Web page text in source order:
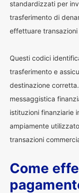
standardizzati per
trasferimento di
effettuare
Questi codici
trasferimento e
destinazione
messaggistica
istituzioni finanziarie
ampiamente
transazioni
Come